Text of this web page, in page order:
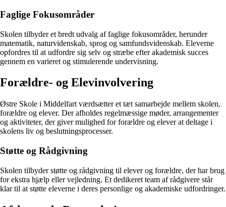
Faglige Fokusområder
Skolen tilbyder et bredt udvalg af faglige fokusområder, herunder
matematik, naturvidenskab, sprog og samfundsvidenskab. Eleverne
opfordres til at udfordre sig selv og stræbe efter akademisk succes
gennem en varieret og stimulerende undervisning.
Forældre- og Elevinvolvering
Østre Skole i Middelfart værdsætter et tæt samarbejde mellem skolen,
forældre og elever. Der afholdes regelmæssige møder, arrangementer
og aktiviteter, der giver mulighed for forældre og elever at deltage i
skolens liv og beslutningsprocesser.
Støtte og Rådgivning
Skolen tilbyder støtte og rådgivning til elever og forældre, der har brug
for ekstra hjælp eller vejledning. Et dedikeret team af rådgivere står
klar til at støtte eleverne i deres personlige og akademiske udfordringer.